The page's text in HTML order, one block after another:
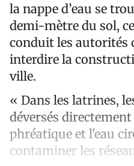
la nappe d’eau se
demi-mètre du sol,
conduit les autorités
interdire la
ville.
« Dans les latrines,
déversés
phréatique et l'eau
contaminer les